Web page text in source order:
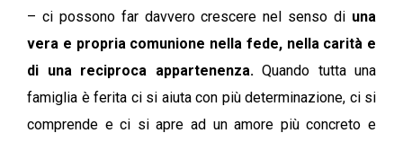
– ci possono far davvero crescere nel senso di una
vera e propria comunione nella fede, nella carità e
di una reciproca appartenenza. Quando tutta una
famiglia è ferita ci si aiuta con più determinazione, ci si
comprende e ci si apre ad un amore più concreto e